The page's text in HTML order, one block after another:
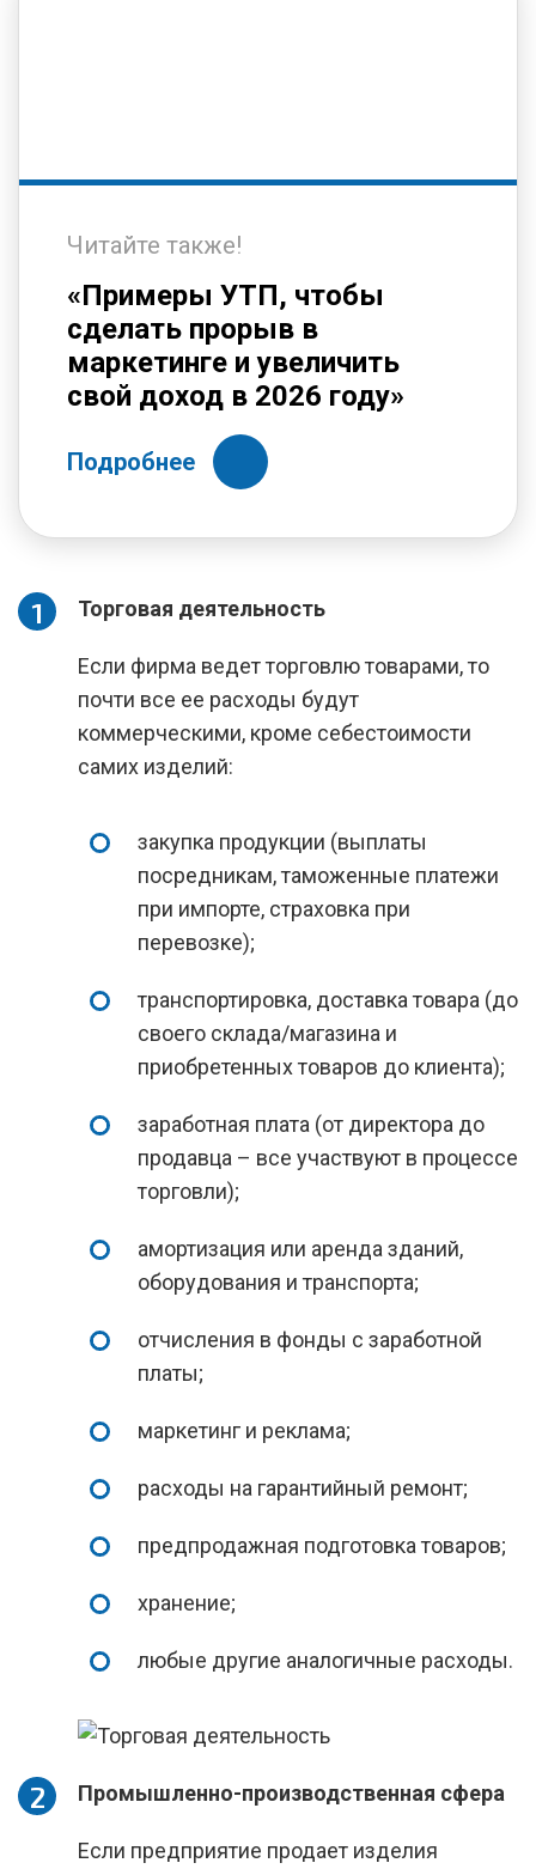
Читайте также!
«Примеры УТП, чтобы
сделать прорыв в
маркетинге и увеличить
свой доход в 2026 году»
Подробнее
Торговая деятельность
Если фирма ведет торговлю товарами, то
почти все ее расходы будут
коммерческими, кроме себестоимости
самих изделий:
закупка продукции (выплаты
посредникам, таможенные платежи
при импорте, страховка при
перевозке);
транспортировка, доставка товара (до
своего склада/магазина и
приобретенных товаров до клиента);
заработная плата (от директора до
продавца – все участвуют в процессе
торговли);
амортизация или аренда зданий,
оборудования и транспорта;
отчисления в фонды с заработной
платы;
маркетинг и реклама;
расходы на гарантийный ремонт;
предпродажная подготовка товаров;
хранение;
любые другие аналогичные расходы.
Промышленно-производственная сфера
Если предприятие продает изделия